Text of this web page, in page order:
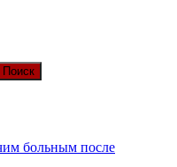
Поиск
больным после